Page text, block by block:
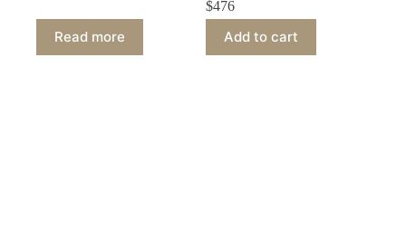
Read more
$476
Add to cart